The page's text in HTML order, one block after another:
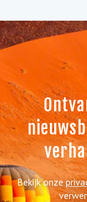
Bekijk onze